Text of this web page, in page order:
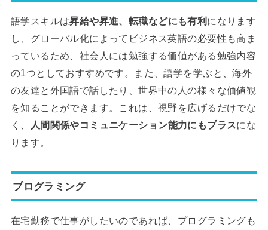
語学スキルは昇給や昇進、転職などにも有利 になります
し、グローバル化によってビジネス英語の必要性も高ま
っているため、社会人には勉強する価値がある勉強内容
の1つとしておすすめです。また、語学を学ぶと、海外
の友達と外国語で話したり、世界中の人の様々な価値観
を知ることができます。これは、視野を広げるだけでな
く、
人間関係やコミュニケーション能力にもプラスにな
ります。
プログラミング
在宅勤務で仕事がしたいのであれば、プログラミングも